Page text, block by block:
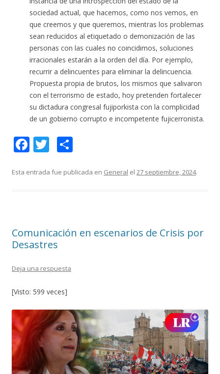
sociedad actual, que hacemos, como nos vemos, en
que creemos y que queremos, mientras los problemas
sean reducidos al etiquetado o demonización de las
personas con las cuales no coincidimos, soluciones
irracionales estarán a la orden del día. Por ejemplo,
recurrir a delincuentes para eliminar la delincuencia.
Propuesta propia de brutos, los mismos que salivaron
con el terrorismo de estado, hoy pretenden fortalecer
su dictadura congresal fujiporkista con la complicidad
de un gobierno corrupto e incompetente fujicerronista.
F
e
k
T
itt m
r
Esta entrada fue publicada en General el 27 septiembre, 2024.
Comunicación en escenarios de Crisis por
Desastres
Deja una respuesta
[Visto: 599 veces]